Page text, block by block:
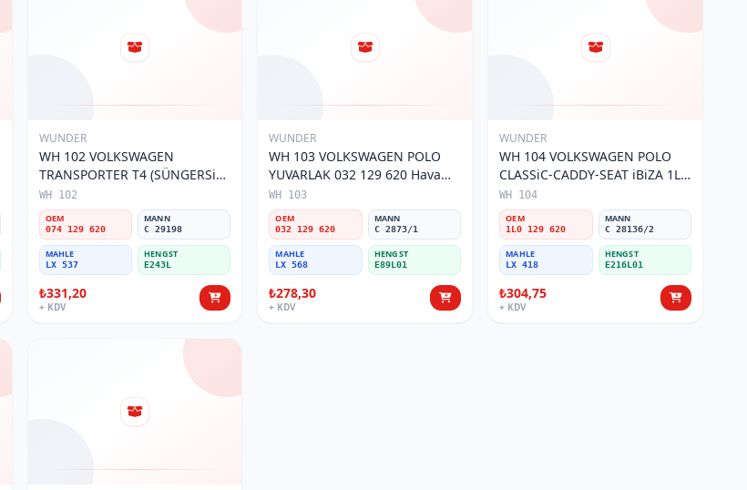
WUNDER
WH 102 VOLKSWAGEN
TRANSPORTER T4 (SÜNGERSiZ)
074 129 620 Hava Filtresi
WH 102
OEM
074 129 620
MANN
C 29198
MAHLE
LX 537
HENGST
E243L
₺331,20
+ KDV
WUNDER
WH 103 VOLKSWAGEN POLO
YUVARLAK 032 129 620 Hava
Filtresi
WH 103
OEM
032 129 620
MANN
C 2873/1
MAHLE
LX 568
HENGST
E89L01
₺278,30
+ KDV
WUNDER
WH 104 VOLKSWAGEN POLO
CLASSiC-CADDY-SEAT iBiZA 1L0
129 620 Hava Filtresi
WH 104
OEM
1L0 129 620
MANN
C 28136/2
MAHLE
LX 418
HENGST
E216L01
₺304,75
+ KDV